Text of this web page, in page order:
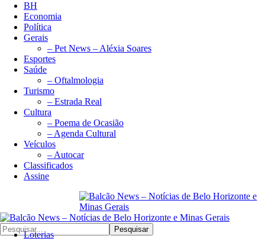
BH
Economia
Política
Gerais
– Pet News – Aléxia Soares
Esportes
Saúde
– Oftalmologia
Turismo
– Estrada Real
Cultura
– Poema de Ocasião
– Agenda Cultural
Veículos
– Autocar
Classificados
Assine
Pesquisar
Loterias